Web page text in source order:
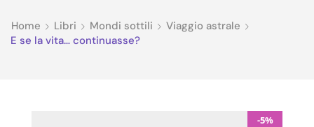
Home Libri Mondi sottili
Viaggio astrale
E se la vita… continuasse?
-5%